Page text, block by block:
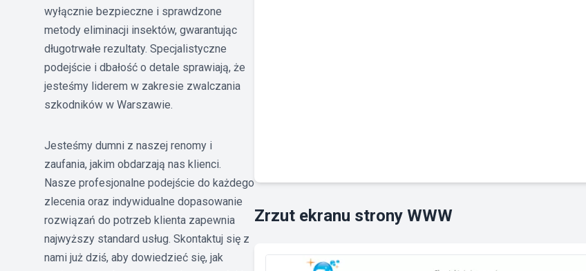
wyłącznie bezpieczne i sprawdzone
metody eliminacji insektów, gwarantując
długotrwałe rezultaty. Specjalistyczne
podejście i dbałość o detale sprawiają, że
jesteśmy liderem w zakresie zwalczania
szkodników w Warszawie.
Jesteśmy dumni z naszej renomy i
zaufania, jakim obdarzają nas klienci.
Nasze profesjonalne podejście do każdego
zlecenia oraz indywidualne dopasowanie
rozwiązań do potrzeb klienta zapewnia
najwyższy standard usług. Skontaktuj się z
nami już dziś, aby dowiedzieć się, jak
Zrzut ekranu strony WWW